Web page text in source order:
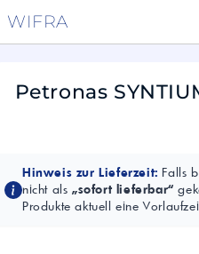
WIFRA
Petronas
Hinweis zur Lieferzeit: Falls
nicht als „sofort lieferbar“
Produkte aktuell eine